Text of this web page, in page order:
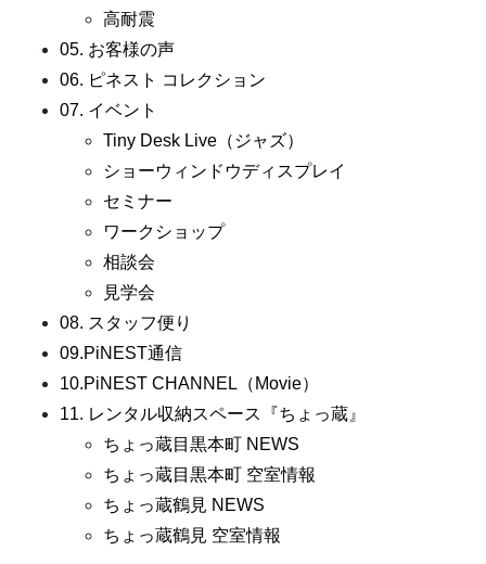
高耐震
05. お客様の声
06. ピネスト コレクション
07. イベント
Tiny Desk Live（ジャズ）
ショーウィンドウディスプレイ
セミナー
ワークショップ
相談会
見学会
08. スタッフ便り
09.PiNEST通信
10.PiNEST CHANNEL（Movie）
11. レンタル収納スペース『ちょっ蔵』
ちょっ蔵目黒本町 NEWS
ちょっ蔵目黒本町 空室情報
ちょっ蔵鶴見 NEWS
ちょっ蔵鶴見 空室情報